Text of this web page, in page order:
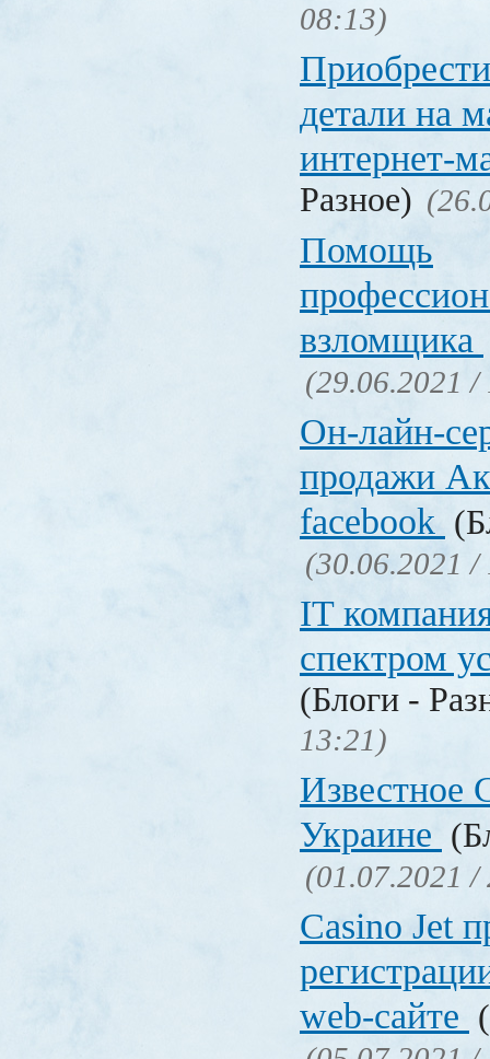
08:13)
детали на
интернет-
Разное)
Помощь
взломщика
(29.06.2021 /
Он-лайн-
продажи
facebook
(30.06.2021 /
IT
спектром
(Блоги -
13:21)
Известное
Украине
(01.07.2021 /
Сasino Jet
web-сайте